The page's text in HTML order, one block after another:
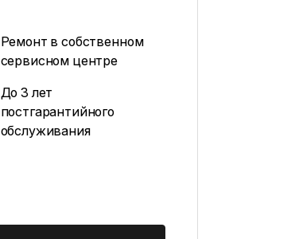
Ремонт в собственном
сервисном центре
До 3 лет
постгарантийного
обслуживания